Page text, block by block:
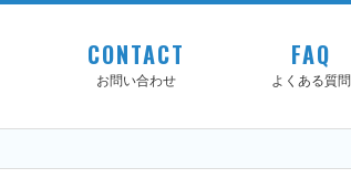
CONTACT
お問い合わせ
FAQ
よくある質問